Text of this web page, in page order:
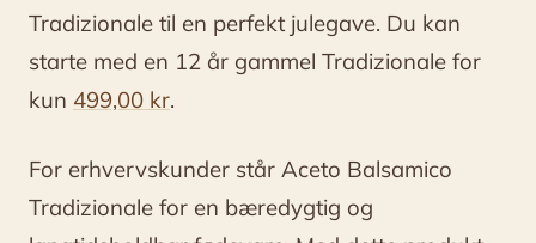
Tradizionale til en perfekt julegave. Du kan
starte med en 12 år gammel Tradizionale for
kun 499,00 kr.
For erhvervskunder står Aceto Balsamico
Tradizionale for en bæredygtig og